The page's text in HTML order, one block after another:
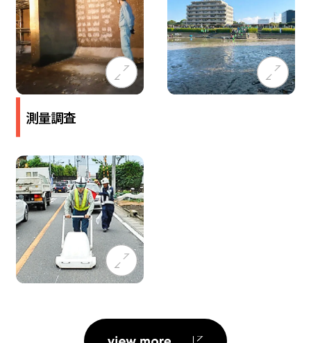
測量調査